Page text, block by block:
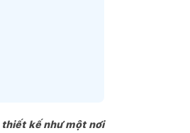
kế như một nơi